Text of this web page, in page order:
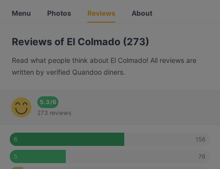
Menu Photos Reviews About
Reviews of El Colmado (273)
Read what people think about El Colmado! All reviews are
written by verified Quandoo diners.
5.3/6
273 reviews
6 156
5 76